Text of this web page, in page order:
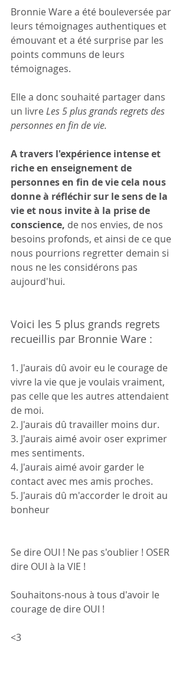
Bronnie Ware a été bouleversée par
leurs témoignages authentiques et
émouvant et a été surprise par les
points communs de leurs
témoignages.
Elle a donc souhaité partager dans
un livre Les 5 plus grands regrets des
personnes en fin de vie.
A travers l'expérience intense et
riche en enseignement de
personnes en fin de vie cela nous
donne à réfléchir sur le sens de la
vie et nous invite à la prise de
conscience, de nos envies, de nos
besoins profonds, et ainsi de ce que
nous pourrions regretter demain si
nous ne les considérons pas
aujourd'hui.
Voici les 5 plus grands regrets
recueillis par Bronnie Ware :
1. J'aurais dû avoir eu le courage de
vivre la vie que je voulais vraiment,
pas celle que les autres attendaient
de moi.
2. J'aurais dû travailler moins dur.
3. J'aurais aimé avoir oser exprimer
mes sentiments.
4. J'aurais aimé avoir garder le
contact avec mes amis proches.
5. J'aurais dû m'accorder le droit au
bonheur
Se dire OUI ! Ne pas s'oublier ! OSER
dire OUI à la VIE !
Souhaitons-nous à tous d'avoir le
courage de dire OUI !
<3